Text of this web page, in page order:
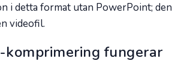
i detta format utan PowerPoint; den
videofil.
komprimering fungerar